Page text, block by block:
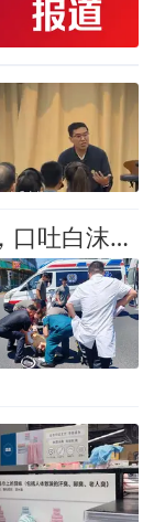
连云港街头一女子突然倒地，口吐白沫！危急时刻